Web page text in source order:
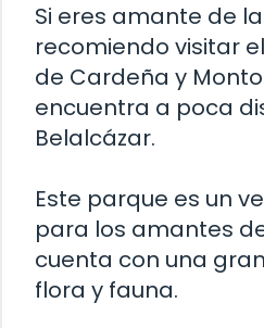
Si eres amante de
recomiendo visitar
de Cardeña y
encuentra a poca
Belalcázar.
Este parque es un
para los amantes
cuenta con una
flora y fauna.